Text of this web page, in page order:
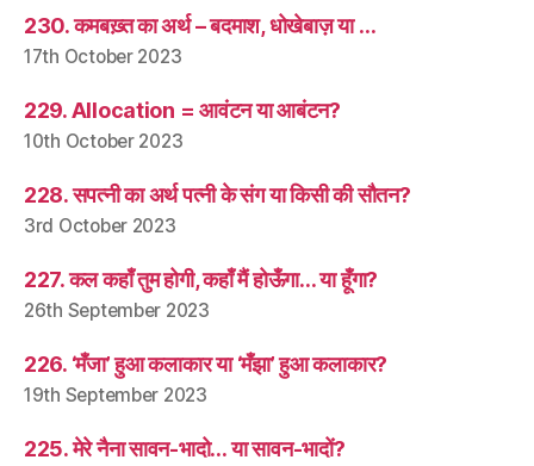
230. कमबख़्त का अर्थ – बदमाश, धोखेबाज़ या …
17th October 2023
229. Allocation = आवंटन या आबंटन?
10th October 2023
228. सपत्नी का अर्थ पत्नी के संग या किसी की सौतन?
3rd October 2023
227. कल कहाँ तुम होगी, कहाँ मैं होऊँगा… या हूँगा?
26th September 2023
226. ‘मँजा’ हुआ कलाकार या ‘मँझा’ हुआ कलाकार?
19th September 2023
225. मेरे नैना सावन-भादो… या सावन-भादों?